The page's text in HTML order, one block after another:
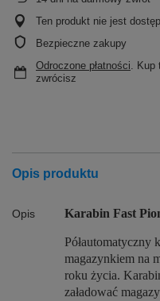
Ten produkt nie jest
Bezpieczne zakupy
Odroczone płatności. Kup
zwrócisz
Opis produktu
Opis Karabin Fast
Półautomatyczny
magazynkiem na
roku życia.
załadować